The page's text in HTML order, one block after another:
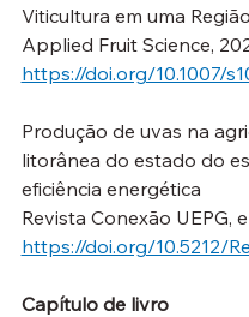
Viticultura em uma
Applied Fruit Science,
https://doi.org/10.1007/
Produção de uvas na
litorânea do estado do
eficiência energética
Revista Conexão UEPG,
https://doi.org/10.5212/
Capítulo de livro